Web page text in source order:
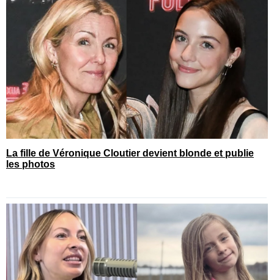
La fille de Véronique Cloutier devient blonde et publie
les photos